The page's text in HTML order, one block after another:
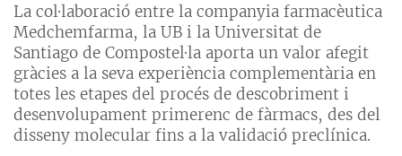
La col·laboració entre la companyia farmacèutica
Medchemfarma, la UB i la Universitat de
Santiago de Compostel·la aporta un valor afegit
gràcies a la seva experiència complementària en
totes les etapes del procés de descobriment i
desenvolupament primerenc de fàrmacs, des del
disseny molecular fins a la validació preclínica.